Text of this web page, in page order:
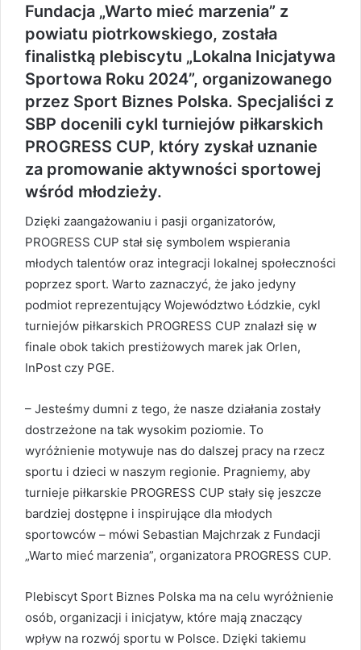
Fundacja „Warto mieć marzenia” z
powiatu piotrkowskiego, została
finalistką plebiscytu „Lokalna Inicjatywa
Sportowa Roku 2024”, organizowanego
przez Sport Biznes Polska. Specjaliści z
SBP docenili cykl turniejów piłkarskich
PROGRESS CUP, który zyskał uznanie
za promowanie aktywności sportowej
wśród młodzieży.
Dzięki zaangażowaniu i pasji organizatorów,
PROGRESS CUP stał się symbolem wspierania
młodych talentów oraz integracji lokalnej społeczności
poprzez sport. Warto zaznaczyć, że jako jedyny
podmiot reprezentujący Województwo Łódzkie, cykl
turniejów piłkarskich PROGRESS CUP znalazł się w
finale obok takich prestiżowych marek jak Orlen,
InPost czy PGE.
– Jesteśmy dumni z tego, że nasze działania zostały
dostrzeżone na tak wysokim poziomie. To
wyróżnienie motywuje nas do dalszej pracy na rzecz
sportu i dzieci w naszym regionie. Pragniemy, aby
turnieje piłkarskie PROGRESS CUP stały się jeszcze
bardziej dostępne i inspirujące dla młodych
sportowców – mówi Sebastian Majchrzak z Fundacji
„Warto mieć marzenia”, organizatora PROGRESS CUP.
Plebiscyt Sport Biznes Polska ma na celu wyróżnienie
osób, organizacji i inicjatyw, które mają znaczący
wpływ na rozwój sportu w Polsce. Dzięki takiemu